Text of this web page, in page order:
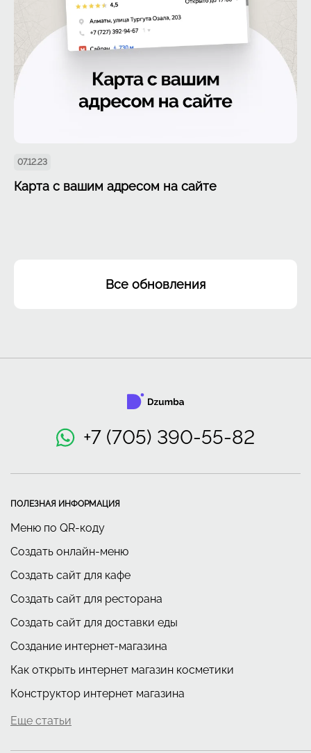
07.12.23
Карта с вашим адресом на сайте
Все обновления
+7 (705) 390-55-82
ПОЛЕЗНАЯ ИНФОРМАЦИЯ
Меню по QR-коду
Создать онлайн-меню
Создать сайт для кафе
Создать сайт для ресторана
Создать сайт для доставки еды
Создание интернет-магазина
Как открыть интернет магазин косметики
Конструктор интернет магазина
Еще статьи